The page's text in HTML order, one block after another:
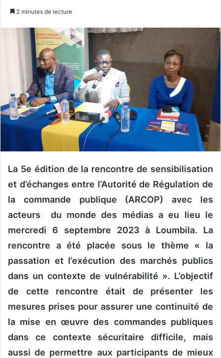
u
n
c
o
u
r
r
e
l
2 minutes de lecture
La 5e édition de la rencontre de sensibilisation
et d’échanges entre l’Autorité de Régulation de
la commande publique (ARCOP) avec les
acteurs du monde des médias a eu lieu le
mercredi 6 septembre 2023 à Loumbila. La
rencontre a été placée sous le thème « la
passation et l’exécution des marchés publics
dans un contexte de vulnérabilité ». L’objectif
de cette rencontre était de présenter les
mesures prises pour assurer une continuité de
la mise en œuvre des commandes publiques
dans ce contexte sécuritaire difficile, mais
aussi de permettre aux participants de mieux